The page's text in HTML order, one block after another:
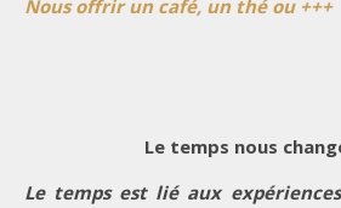
Nous offrir un café, un thé ou +++
Le temps nous
Le temps est lié aux